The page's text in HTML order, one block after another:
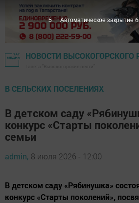
НОВОСТИ ВЫСОКОГОРСКОГО
В СЕЛЬСКИХ ПОСЕЛЕНИЯХ
В детском саду
конкурс «Старты
семьи
admin, 8 июля 2026 - 12:00
В детском саду «Рябинушка»
конкурс «Старты поколений»,
4 Автоматическое закрытие